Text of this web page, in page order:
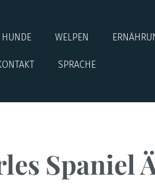
HUNDE WELPEN
SPRACHE
Spaniel